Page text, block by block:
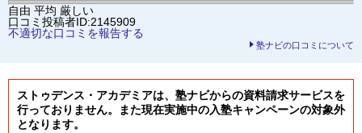
自由 平均 厳しい
口コミ投稿者ID:2145909
不適切な口コミを報告する
塾ナビの口コミについて
ストゥデンス・アカデミアは、塾ナビからの資料請求サービスを
行っておりません。また現在実施中の入塾キャンペーンの対象外
となります。